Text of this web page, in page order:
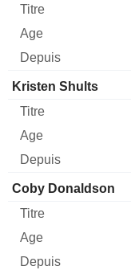
Kristen Shults
Coby Donaldson